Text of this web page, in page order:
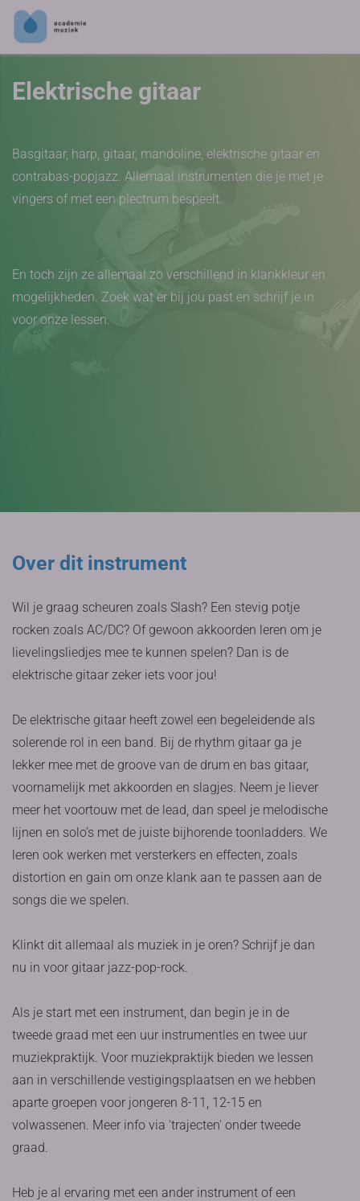
Elektrische gitaar
Basgitaar, harp, gitaar, mandoline, elektrische gitaar en
contrabas-popjazz. Allemaal instrumenten die je met je
vingers of met een plectrum bespeelt.
En toch zijn ze allemaal zo verschillend in klankkleur en
mogelijkheden. Zoek wat er bij jou past en schrijf je in
voor onze lessen.
Over dit instrument
Wil je graag scheuren zoals Slash? Een stevig potje
rocken zoals AC/DC? Of gewoon akkoorden leren om je
lievelingsliedjes mee te kunnen spelen? Dan is de
elektrische gitaar zeker iets voor jou!
De elektrische gitaar heeft zowel een begeleidende als
solerende rol in een band. Bij de rhythm gitaar ga je
lekker mee met de groove van de drum en bas gitaar,
voornamelijk met akkoorden en slagjes. Neem je liever
meer het voortouw met de lead, dan speel je melodische
lijnen en solo’s met de juiste bijhorende toonladders. We
leren ook werken met versterkers en effecten, zoals
distortion en gain om onze klank aan te passen aan de
songs die we spelen.
Klinkt dit allemaal als muziek in je oren? Schrijf je dan
nu in voor gitaar jazz-pop-rock.
Als je start met een instrument, dan begin je in de
tweede graad met een uur instrumentles en twee uur
muziekpraktijk. Voor muziekpraktijk bieden we lessen
aan in verschillende vestigingsplaatsen en we hebben
aparte groepen voor jongeren 8-11, 12-15 en
volwassenen. Meer info via 'trajecten' onder tweede
graad.
Heb je al ervaring met een ander instrument of een